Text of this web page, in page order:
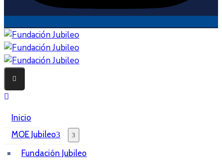
Inicio
MOE Jubileo
Fundación Jubileo